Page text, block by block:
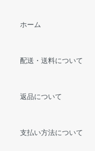
ホーム
配送・送料について
返品について
支払い方法について